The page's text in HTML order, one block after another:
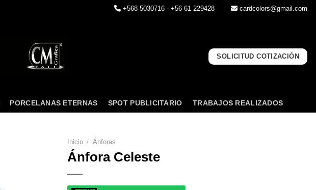
+568 5030716 - +56 61 229428 cardcolors@gmail.com
SOLICITUD COTIZACIÓN
PORCELANAS ETERNAS SPOT PUBLICITARIO TRABAJOS REALIZADOS
Inicio / Ánforas
Ánfora Celeste